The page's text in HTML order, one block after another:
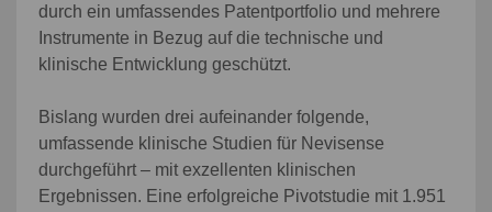
durch ein umfassendes Patentportfolio und mehrere
Instrumente in Bezug auf die technische und
klinische Entwicklung geschützt.
Bislang wurden drei aufeinander folgende,
umfassende klinische Studien für Nevisense
durchgeführt – mit exzellenten klinischen
Ergebnissen. Eine erfolgreiche Pivotstudie mit 1.951